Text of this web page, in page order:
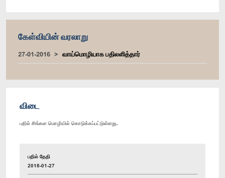
கேள்வியின் வரலாறு
27-01-2016 வாய்மொழியாக பதிலளித்தார்
விடை
பதில் சிங்கள மொழியில் கொடுக்கப்பட்டுள்ளது.
பதில் தேதி
2016-01-27